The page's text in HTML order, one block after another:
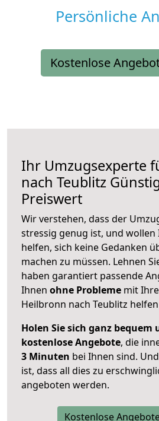
Persönliche
Kostenlose
Ihr Umzugsexperte
nach Teublitz
Preiswert
Wir verstehen, dass der
stressig genug ist, und wollen
helfen, sich keine Gedanken
machen zu müssen. Lehnen
haben garantiert passende
Ihnen ohne Probleme mit
Heilbronn nach Teublitz
Holen Sie sich ganz bequem
kostenlose Angebote, die
3 Minuten bei Ihnen sind.
ist, dass all dies zu
angeboten werden.
Kostenlose